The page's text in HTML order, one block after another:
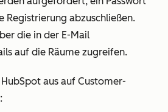
Registrierung abzuschließen.
die in der E-Mail
auf die Räume zugreifen.
aus auf Customer-